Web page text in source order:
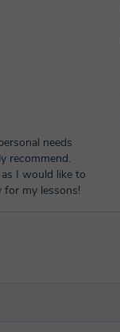
needs
recommend.
I would like to
for my lessons!